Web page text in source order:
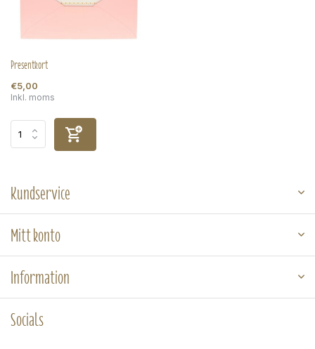
Presentkort
€5,00
Inkl. moms
Kundservice
Mitt konto
Information
Socials